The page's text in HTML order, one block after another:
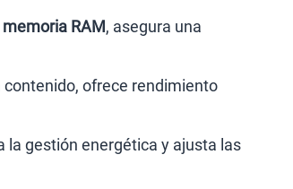
RAM, asegura una
contenido, ofrece rendimiento
la gestión energética y ajusta las